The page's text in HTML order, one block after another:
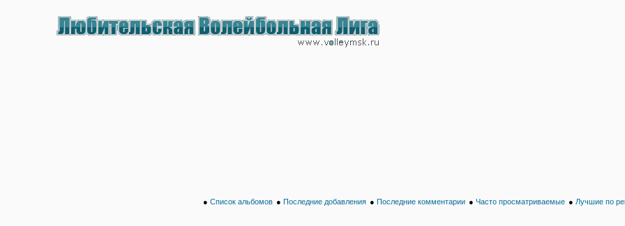
● Список альбомов ● Последние добавления ● Последние комментарии ● Часто просматриваемые ● Лучшие по